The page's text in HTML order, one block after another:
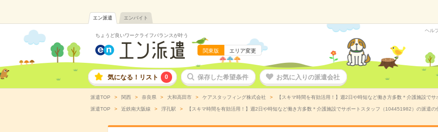
エン派遣 エンバイト
ちょうど良いワークライフバランスが叶う
関東版 エリア変更
ヘル
気になる！リスト 0 保存した希望条件 お気に入りの派遣会社
派遣TOP 関西 奈良県 大和高田市 ケアスタッフィング株式会社 【スキマ時間を有効活用！】週2日や時短など働き方多数＊介護施設で
派遣TOP 近鉄南大阪線 浮孔駅 【スキマ時間を有効活用！】週2日や時短など働き方多数＊介護施設でサポートスタッフ（104451982）の派遣の